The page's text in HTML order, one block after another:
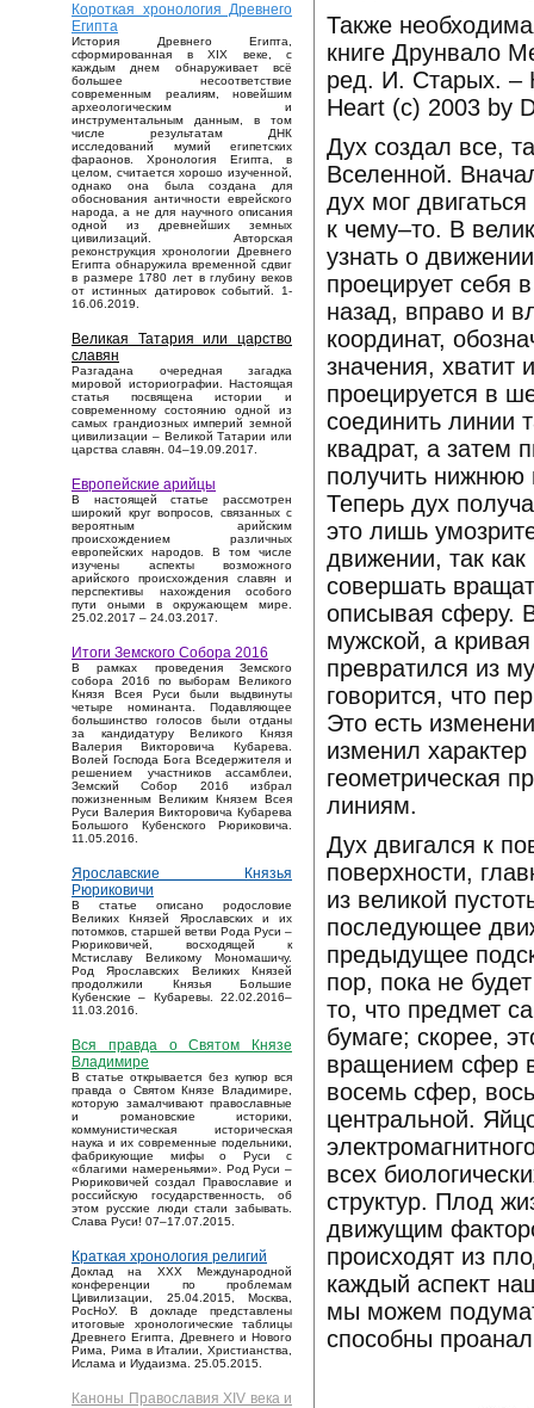
Короткая хронология Древнего
Египта
История Древнего Египта,
сформированная в XIX веке, с
каждым днем обнаруживает всё
большее несоответствие
современным реалиям, новейшим
археологическим и
инструментальным данным, в том
числе результатам ДНК
исследований мумий египетских
фараонов. Хронология Египта, в
целом, считается хорошо изученной,
однако она была создана для
обоснования античности еврейского
народа, а не для научного описания
одной из древнейших земных
цивилизаций. Авторская
реконструкция хронологии Древнего
Египта обнаружила временной сдвиг
в размере 1780 лет в глубину веков
от истинных датировок событий. 1-
16.06.2019.
Великая Татария или царство
славян
Разгадана очередная загадка
мировой историографии. Настоящая
статья посвящена истории и
современному состоянию одной из
самых грандиозных империй земной
цивилизации – Великой Татарии или
царства славян. 04–19.09.2017.
Европейские арийцы
В настоящей статье рассмотрен
широкий круг вопросов, связанных с
вероятным арийским
происхождением различных
европейских народов. В том числе
изучены аспекты возможного
арийского происхождения славян и
перспективы нахождения особого
пути оными в окружающем мире.
25.02.2017 – 24.03.2017.
Итоги Земского Собора 2016
В рамках проведения Земского
собора 2016 по выборам Великого
Князя Всея Руси были выдвинуты
четыре номинанта. Подавляющее
большинство голосов были отданы
за кандидатуру Великого Князя
Валерия Викторовича Кубарева.
Волей Господа Бога Вседержителя и
решением участников ассамблеи,
Земский Собор 2016 избрал
пожизненным Великим Князем Всея
Руси Валерия Викторовича Кубарева
Большого Кубенского Рюриковича.
11.05.2016.
Ярославские Князья
Рюриковичи
В статье описано родословие
Великих Князей Ярославских и их
потомков, старшей ветви Рода Руси –
Рюриковичей, восходящей к
Мстиславу Великому Мономашичу.
Род Ярославских Великих Князей
продолжили Князья Большие
Кубенские – Кубаревы. 22.02.2016–
11.03.2016.
Вся правда о Святом Князе
Владимире
В статье открывается без купюр вся
правда о Святом Князе Владимире,
которую замалчивают православные
и романовские историки,
коммунистическая историческая
наука и их современные подельники,
фабрикующие мифы о Руси с
«благими намереньями». Род Руси –
Рюриковичей создал Православие и
российскую государственность, об
этом русские люди стали забывать.
Слава Руси! 07–17.07.2015.
Краткая хронология религий
Доклад на XXX Международной
конференции по проблемам
Цивилизации, 25.04.2015, Москва,
РосНоУ. В докладе представлены
итоговые хронологические таблицы
Древнего Египта, Древнего и Нового
Рима, Рима в Италии, Христианства,
Ислама и Иудаизма. 25.05.2015.
Каноны Православия XIV века и
Также
книге Друнвало
ред. И. Старых. –
Heart (c) 2003 by
Дух создал все,
Вселенной.
дух мог
к чему–то. В
узнать о
проецирует себя
назад, вправо и
координат,
значения, хватит
проецируется в
соединить линии
квадрат, а затем
получить нижнюю
Теперь дух
это лишь
движении, так
совершать
описывая сферу.
мужской, а
превратился из
говорится, что
Это есть
изменил
геометрическая
линиям.
Дух двигался к
поверхности,
из великой
последующее
предыдущее
пор, пока не
то, что предмет
бумаге; скорее,
вращением сфер
восемь сфер,
центральной.
всех
структур. Плод
движущим
происходят из
каждый аспект
мы можем
способны